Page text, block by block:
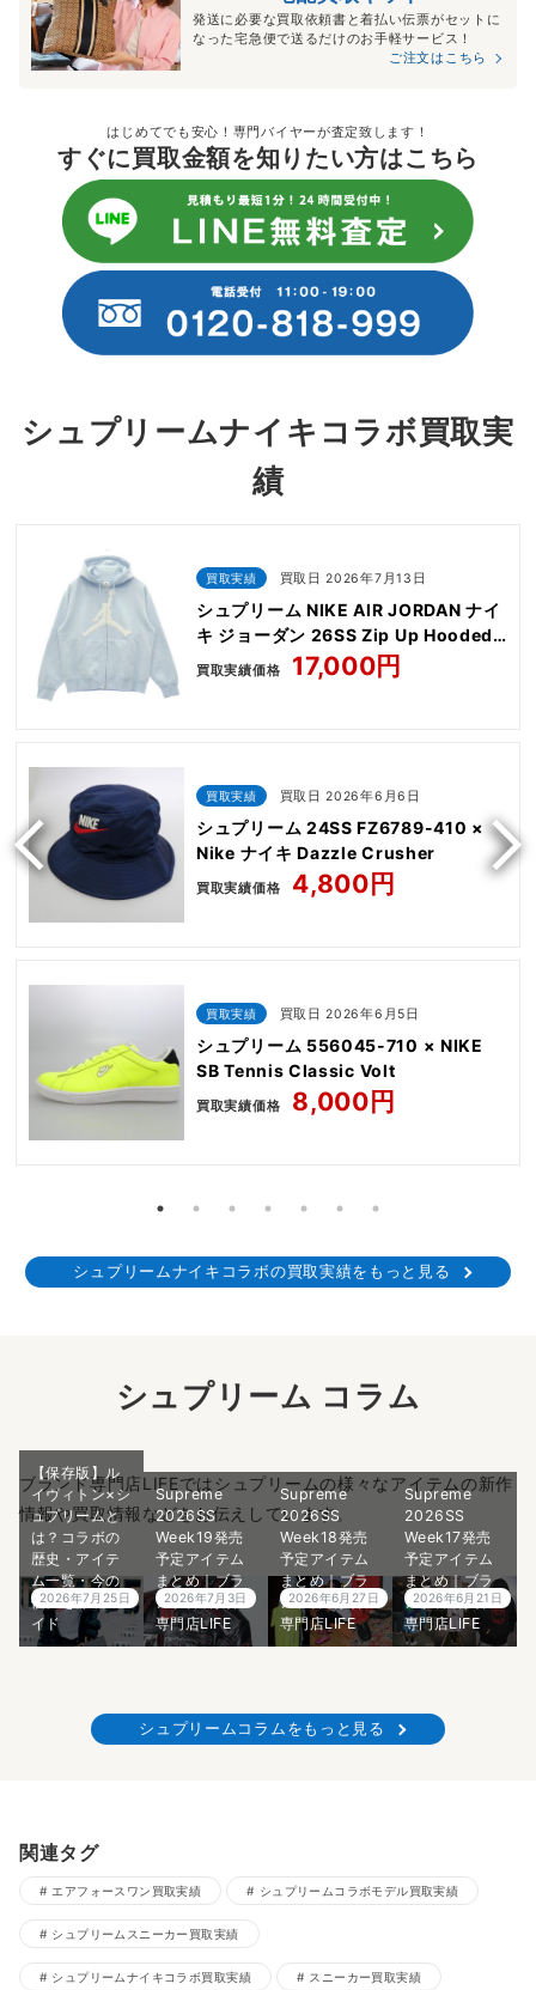
発送に必要な買取依頼書と着払い伝票がセットに
なった宅急便で送るだけのお手軽サービス！
ご注文はこちら
はじめてでも安心！専門バイヤーが査定致します！
すぐに買取金額を知りたい方はこちら
シュプリームナイキコラボ買取実
績
買取実績 買取日 2026年7月13日
シュプリーム NIKE AIR JORDAN ナイ
キ ジョーダン 26SS Zip Up Hooded
Sweatshirt
買取実績価格 17,000円
買取実績 買取日 2026年6月6日
シュプリーム 24SS FZ6789-410 ×
Nike ナイキ Dazzle Crusher
買取実績価格 4,800円
買取実績 買取日 2026年6月5日
シュプリーム 556045-710 × NIKE
SB Tennis Classic Volt
買取実績価格 8,000円
シュプリームナイキコラボの買取実績をもっと見る
シュプリーム コラム
ブランド専門店LIFEではシュプリームの様々なアイテムの新作
情報や買取情報などをお伝えしています。
【保存版】ル
イヴィトン×シ
ュプリームと
は？コラボの
歴史・アイテ
ム一覧・今の
価値を徹底ガ
イド
2026年7月25日
Supreme
2026SS
Week19発売
予定アイテム
まとめ｜ブラ
ンド古着買取
専門店LIFE
2026年7月3日
Supreme
2026SS
Week18発売
予定アイテム
まとめ｜ブラ
ンド古着買取
専門店LIFE
2026年6月27日
Supreme
2026SS
Week17発売
予定アイテム
まとめ｜ブラ
ンド古着買取
専門店LIFE
2026年6月21日
シュプリームコラムをもっと見る
関連タグ
エアフォースワン買取実績 シュプリームコラボモデル買取実績
シュプリームスニーカー買取実績
シュプリームナイキコラボ買取実績 スニーカー買取実績